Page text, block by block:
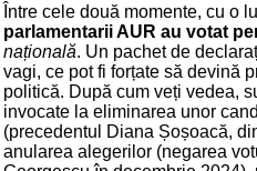
Între cele două momente, cu o
parlamentarii AUR au votat
națională. Un pachet de
vagi, ce pot fi forțate să devină
politică. După cum veți vedea,
invocate la eliminarea unor
(precedentul Diana Șoșoacă,
anularea alegerilor (negarea